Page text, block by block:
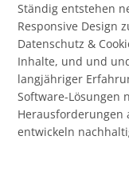
Ständig entstehen
Responsive Design
Datenschutz &
Inhalte, und und
langjähriger
Software-Lösungen
Herausforderungen
entwickeln